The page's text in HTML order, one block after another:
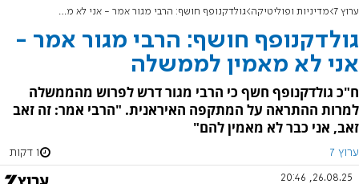
ערוץ 7 מדיניות ופוליטיקה גולדקנופף חושף: הרבי מגור אמר - אני לא מאמין לממשלה
גולדקנופף חושף: הרבי מגור אמר -
אני לא מאמין לממשלה
ח"כ גולדקנופף חשף כי הרבי מגור דרש לפרוש מהממשלה
למרות ההתראה על המתקפה האיראנית. "הרבי אמר: זה זאב
זאב, אני כבר לא מאמין להם"
ערוץ 7 1 דקות
26.08.25, 20:46